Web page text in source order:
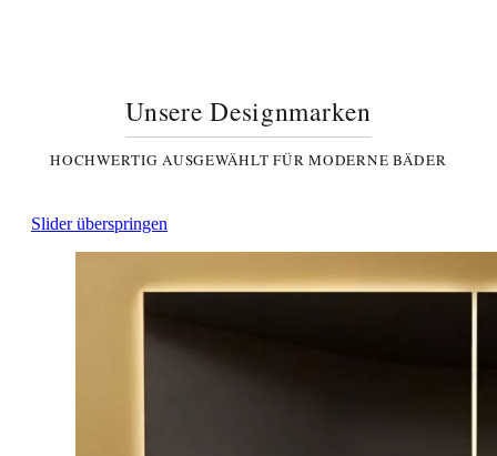
Unsere Designmarken
HOCHWERTIG AUSGEWÄHLT FÜR MODERNE BÄDER
Slider überspringen